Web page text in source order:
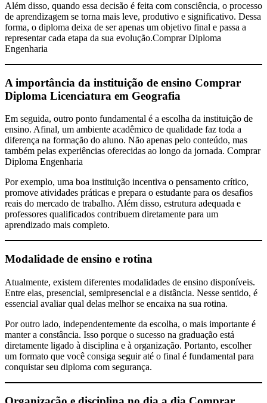
Além disso, quando essa decisão é feita com consciência, o processo
de aprendizagem se torna mais leve, produtivo e significativo. Dessa
forma, o diploma deixa de ser apenas um objetivo final e passa a
representar cada etapa da sua evolução.Comprar Diploma
Engenharia
A importância da instituição de ensino Comprar
Diploma Licenciatura em Geografia
Em seguida, outro ponto fundamental é a escolha da instituição de
ensino. Afinal, um ambiente acadêmico de qualidade faz toda a
diferença na formação do aluno. Não apenas pelo conteúdo, mas
também pelas experiências oferecidas ao longo da jornada. Comprar
Diploma Engenharia
Por exemplo, uma boa instituição incentiva o pensamento crítico,
promove atividades práticas e prepara o estudante para os desafios
reais do mercado de trabalho. Além disso, estrutura adequada e
professores qualificados contribuem diretamente para um
aprendizado mais completo.
Modalidade de ensino e rotina
Atualmente, existem diferentes modalidades de ensino disponíveis.
Entre elas, presencial, semipresencial e a distância. Nesse sentido, é
essencial avaliar qual delas melhor se encaixa na sua rotina.
Por outro lado, independentemente da escolha, o mais importante é
manter a constância. Isso porque o sucesso na graduação está
diretamente ligado à disciplina e à organização. Portanto, escolher
um formato que você consiga seguir até o final é fundamental para
conquistar seu diploma com segurança.